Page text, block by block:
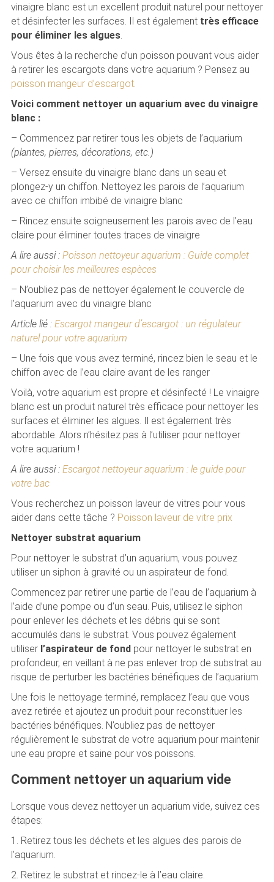
vinaigre blanc est un excellent produit naturel pour nettoyer
et désinfecter les surfaces. Il est également très efficace
pour éliminer les algues.
Vous êtes à la recherche d’un poisson pouvant vous aider
à retirer les escargots dans votre aquarium ? Pensez au
poisson mangeur d’escargot.
Voici comment nettoyer un aquarium avec du vinaigre
blanc :
– Commencez par retirer tous les objets de l’aquarium
(plantes, pierres, décorations, etc.)
– Versez ensuite du vinaigre blanc dans un seau et
plongez-y un chiffon. Nettoyez les parois de l’aquarium
avec ce chiffon imbibé de vinaigre blanc
– Rincez ensuite soigneusement les parois avec de l’eau
claire pour éliminer toutes traces de vinaigre
A lire aussi : Poisson nettoyeur aquarium : Guide complet
pour choisir les meilleures espèces
– N’oubliez pas de nettoyer également le couvercle de
l’aquarium avec du vinaigre blanc
Article lié : Escargot mangeur d’escargot : un régulateur
naturel pour votre aquarium
– Une fois que vous avez terminé, rincez bien le seau et le
chiffon avec de l’eau claire avant de les ranger
Voilà, votre aquarium est propre et désinfecté ! Le vinaigre
blanc est un produit naturel très efficace pour nettoyer les
surfaces et éliminer les algues. Il est également très
abordable. Alors n’hésitez pas à l’utiliser pour nettoyer
votre aquarium !
A lire aussi : Escargot nettoyeur aquarium : le guide pour
votre bac
Vous recherchez un poisson laveur de vitres pour vous
aider dans cette tâche ? Poisson laveur de vitre prix
Nettoyer substrat aquarium
Pour nettoyer le substrat d’un aquarium, vous pouvez
utiliser un siphon à gravité ou un aspirateur de fond.
Commencez par retirer une partie de l’eau de l’aquarium à
l’aide d’une pompe ou d’un seau. Puis, utilisez le siphon
pour enlever les déchets et les débris qui se sont
accumulés dans le substrat. Vous pouvez également
utiliser l’aspirateur de fondpour nettoyer le substrat en
profondeur, en veillant à ne pas enlever trop de substrat au
risque de perturber les bactéries bénéfiques de l’aquarium.
Une fois le nettoyage terminé, remplacez l’eau que vous
avez retirée et ajoutez un produit pour reconstituer les
bactéries bénéfiques. N’oubliez pas de nettoyer
régulièrement le substrat de votre aquarium pour maintenir
une eau propre et saine pour vos poissons.
Comment nettoyer un aquarium vide
Lorsque vous devez nettoyer un aquarium vide, suivez ces
étapes:
1. Retirez tous les déchets et les algues des parois de
l’aquarium.
2. Retirez le substrat et rincez-le à l’eau claire.